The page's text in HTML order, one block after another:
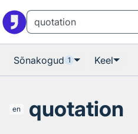
Sõnakogud 1 Keel
en quotation